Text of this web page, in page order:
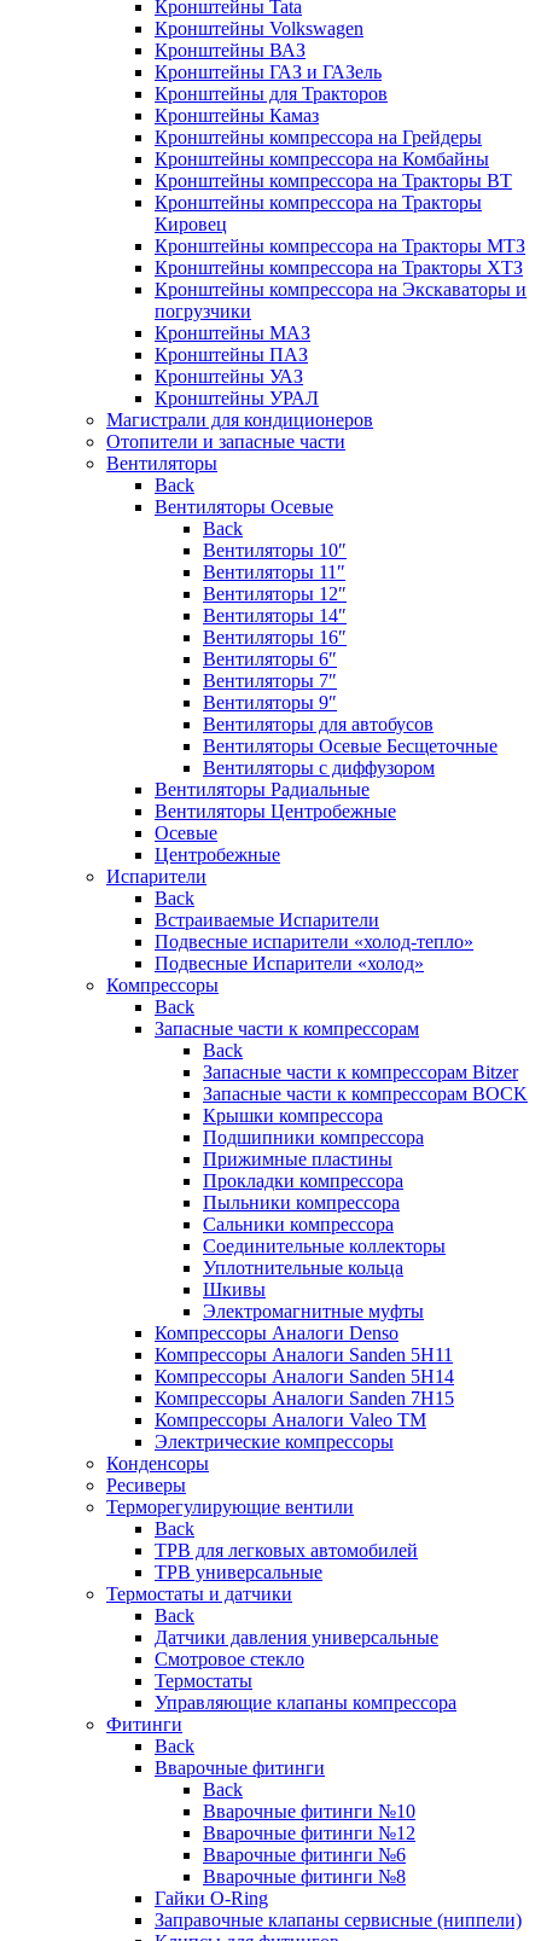
Кронштейны Tata
Кронштейны Volkswagen
Кронштейны ВАЗ
Кронштейны ГАЗ и ГАЗель
Кронштейны для Тракторов
Кронштейны Камаз
Кронштейны компрессора на Грейдеры
Кронштейны компрессора на Комбайны
Кронштейны компрессора на Тракторы ВТ
Кронштейны компрессора на Тракторы
Кировец
Кронштейны компрессора на Тракторы МТЗ
Кронштейны компрессора на Тракторы ХТЗ
Кронштейны компрессора на Экскаваторы и
погрузчики
Кронштейны МАЗ
Кронштейны ПАЗ
Кронштейны УАЗ
Кронштейны УРАЛ
Магистрали для кондиционеров
Отопители и запасные части
Вентиляторы
Back
Вентиляторы Осевые
Back
Вентиляторы 10″
Вентиляторы 11″
Вентиляторы 12″
Вентиляторы 14″
Вентиляторы 16″
Вентиляторы 6″
Вентиляторы 7″
Вентиляторы 9″
Вентиляторы для автобусов
Вентиляторы Осевые Бесщеточные
Вентиляторы с диффузором
Вентиляторы Радиальные
Вентиляторы Центробежные
Осевые
Центробежные
Испарители
Back
Встраиваемые Испарители
Подвесные испарители «холод-тепло»
Подвесные Испарители «холод»
Компрессоры
Back
Запасные части к компрессорам
Back
Запасные части к компрессорам Bitzer
Запасные части к компрессорам BOCK
Крышки компрессора
Подшипники компрессора
Прижимные пластины
Прокладки компрессора
Пыльники компрессора
Сальники компрессора
Соединительные коллекторы
Уплотнительные кольца
Шкивы
Электромагнитные муфты
Компрессоры Аналоги Denso
Компрессоры Аналоги Sanden 5H11
Компрессоры Аналоги Sanden 5H14
Компрессоры Аналоги Sanden 7H15
Компрессоры Аналоги Valeo ТМ
Электрические компрессоры
Конденсоры
Ресиверы
Терморегулирующие вентили
Back
ТРВ для легковых автомобилей
ТРВ универсальные
Термостаты и датчики
Back
Датчики давления универсальные
Смотровое стекло
Термостаты
Управляющие клапаны компрессора
Фитинги
Back
Вварочные фитинги
Back
Вварочные фитинги №10
Вварочные фитинги №12
Вварочные фитинги №6
Вварочные фитинги №8
Гайки O-Ring
Заправочные клапаны сервисные (ниппели)